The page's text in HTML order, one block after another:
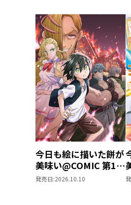
今日も絵に描いた餅が
美味い@COMIC 第14
巻
発売日:2026.10.10